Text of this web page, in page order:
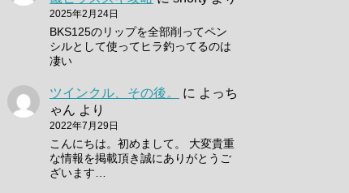
2025年2月24日
BKS125のリップを全部削ってペン
シルとして使ってヒラ釣ってるのは
凄い
ツインクル、その後。 に よっち
ゃん より
2022年7月29日
こんにちは。初めまして。 大変貴重
な情報を掲載頂き誠にありがとうご
ざいます…